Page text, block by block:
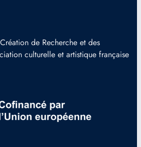
de Recherche et des
culturelle et artistique française